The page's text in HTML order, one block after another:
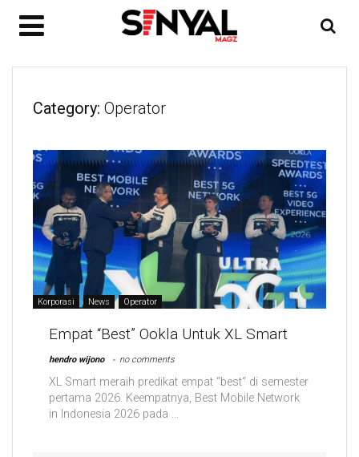
Category: Operator
Korporasi News Operator
Empat “Best” Ookla Untuk XL Smart
hendro wijono no comments
XL Smart meraih predikat empat “best“ di semester
pertama 2026. Keempatnya, Best Mobile Network
in Indonesia 2026 pada ...